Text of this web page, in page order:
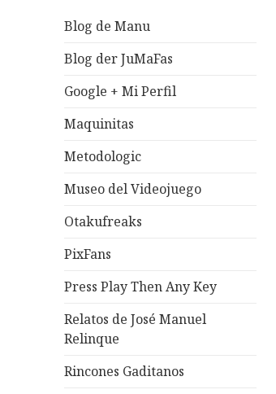
Blog de Manu
Blog der JuMaFas
Google + Mi Perfil
Maquinitas
Metodologic
Museo del Videojuego
Otakufreaks
PixFans
Press Play Then Any Key
Relatos de José Manuel
Relinque
Rincones Gaditanos